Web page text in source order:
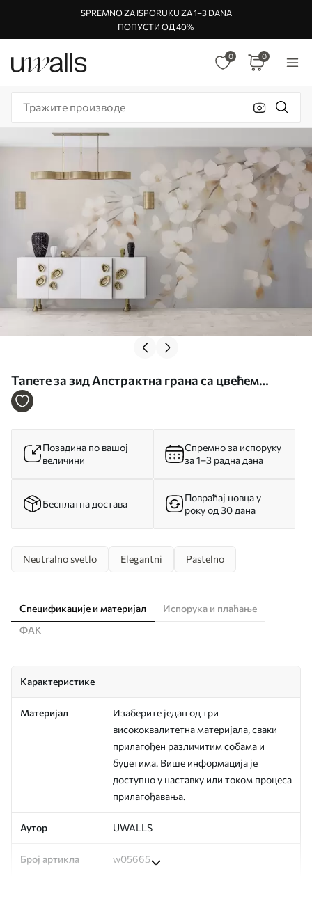
SPREMNO ZA ISPORUKU ZA 1–3 DANA
ПОПУСТИ ОД 40%
0 0
Тапете за зид Апстрактна грана са цвећем
имитација сликарства бр. w05665
Позадина по вашој
величини
Спремно за испоруку
за 1–3 радна дана
Бесплатна достава
Повраћај новца у
року од 30 дана
Neutralno svetlo Elegantni Pastelno
Спецификације и материјал
Испорука и плаћање
ФАК
Карактеристике
Материјал
Изаберите један од три
висококвалитетна материјала, сваки
прилагођен различитим собама и
буџетима. Више информација је
доступно у наставку или током процеса
прилагођавања.
Аутор UWALLS
Број артикла w05665